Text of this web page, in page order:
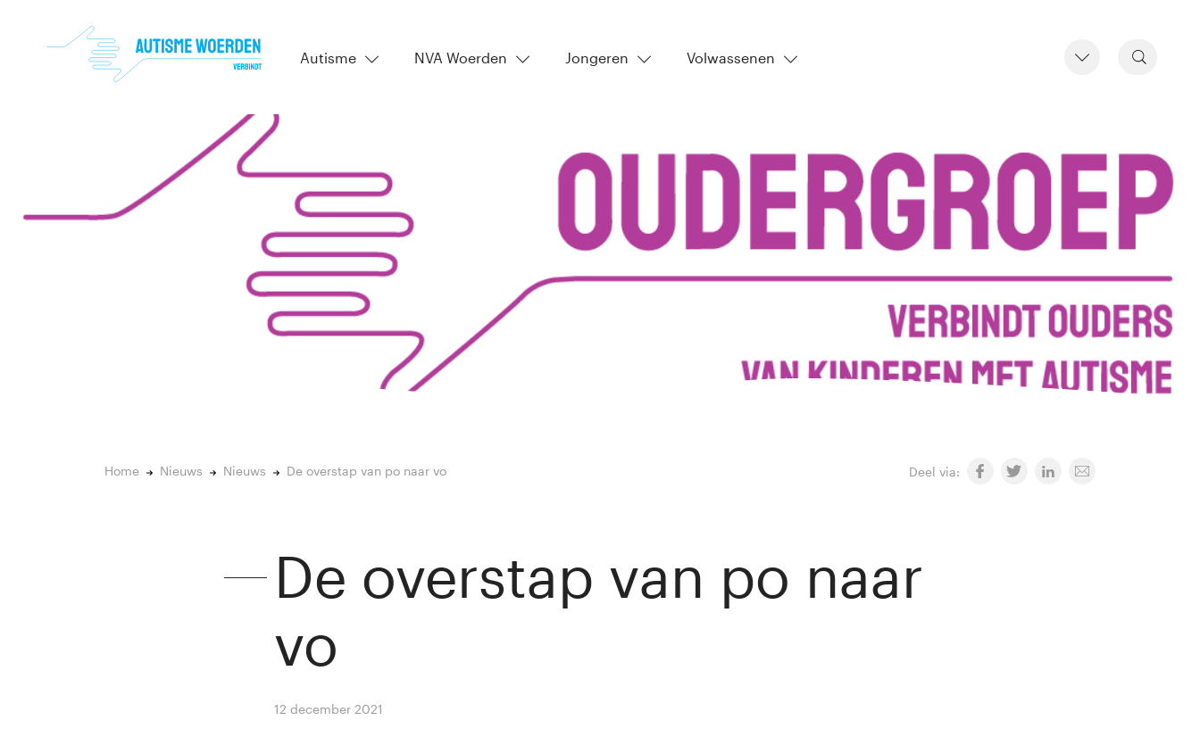
Autisme NVA Woerden Jongeren Volwassenen
Home Nieuws Nieuws De overstap van po naar vo Deel via:
De overstap van po naar
vo
12 december 2021